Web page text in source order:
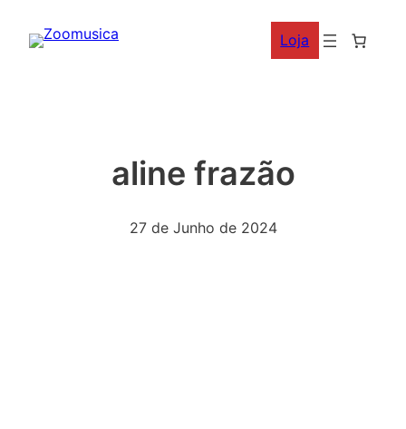
para
Loja
aline frazão
27 de Junho de 2024